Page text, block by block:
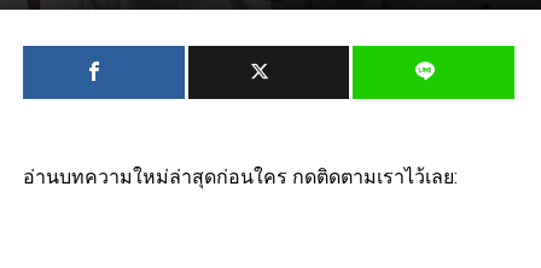
อ่านบทความใหม่ล่าสุดก่อนใคร กดติดตามเราไว้เลย: